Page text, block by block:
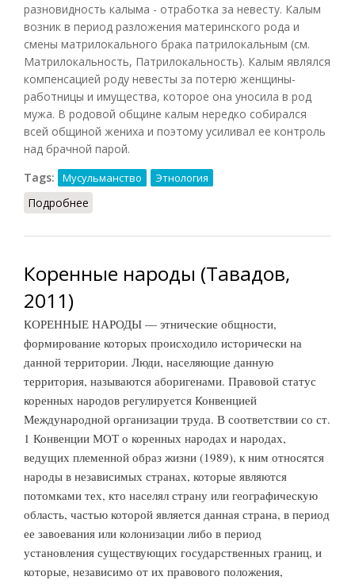
разновидность калыма - отработка за невесту. Калым
возник в период разложения материнского рода и
смены матрилокального брака патрилокальным (см.
Матрилокальность, Патрилокальность). Калым являлся
компенсацией роду невесты за потерю женщины-
работницы и имущества, которое она уносила в род
мужа. В родовой общине калым нередко собирался
всей общиной жениха и поэтому усиливал ее контроль
над брачной парой.
Tags:
Мусульманство Этнология
Подробнее
Коренные народы (Тавадов,
2011)
КОРЕННЫЕ НАРОДЫ — этнические общности,
формирование которых происходило исторически на
данной территории. Люди, населяющие данную
территория, называются аборигенами. Правовой статус
коренных народов регулируется Конвенцией
Международной организации труда. В соответствии со ст.
1 Конвенции МОТ о коренных народах и народах,
ведущих племенной образ жизни (1989), к ним относятся
народы в независимых странах, которые являются
потомками тех, кто населял страну или географическую
область, частью которой является данная страна, в период
ее завоевания или колонизации либо в период
установления существующих государственных границ, и
которые, независимо от их правового положения,